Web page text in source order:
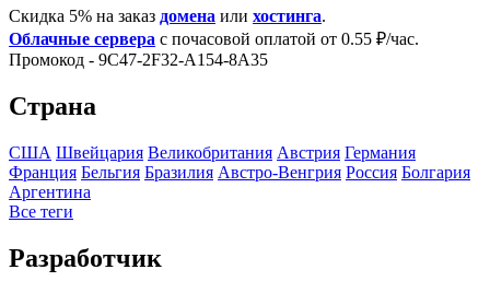
Скидка 5% на заказ домена или хостинга.
Облачные сервера с почасовой оплатой от 0.55 ₽/час.
Промокод - 9C47-2F32-A154-8A35
Страна
США Швейцария Великобритания Австрия Германия
Франция Бельгия Бразилия Австро-Венгрия Росcия Болгария
Аргентина
Все теги
Разработчик